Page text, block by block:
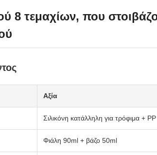
8 τεμαχίων, που
Αξία
Σιλικόνη κατάλληλη για τρόφιμα + PP
Φιάλη 90ml + βάζο 50ml